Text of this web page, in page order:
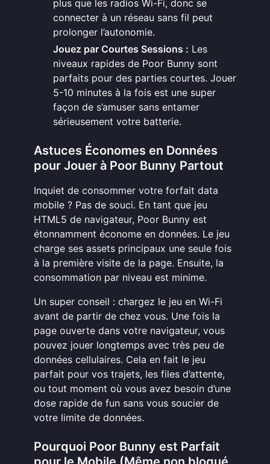
plus que les radios Wi-Fi, donc se
connecter à un réseau sans fil peut
prolonger l’autonomie.
Jouez par Courtes Sessions : Les
niveaux rapides de Poor Bunny sont
parfaits pour des parties courtes. Jouer
5-10 minutes à la fois est une super
façon de s’amuser sans entamer
sérieusement votre batterie.
Astuces Économes en Données
pour Jouer à Poor Bunny Partout
Inquiet de consommer votre forfait data
mobile ? Pas de souci. En tant que jeu
HTML5 de navigateur, Poor Bunny est
étonnamment économe en données. Le jeu
charge ses assets principaux une seule fois
à la première visite de la page. Ensuite, la
consommation par niveau est minime.
Un super conseil : chargez le jeu en Wi-Fi
avant de partir de chez vous. Une fois la
page ouverte dans votre navigateur, vous
pouvez jouer longtemps avec très peu de
données cellulaires. Cela en fait le jeu
parfait pour vos trajets, les files d’attente,
ou tout moment où vous avez besoin d’une
dose rapide de fun sans vous soucier de
votre limite de données.
Pourquoi Poor Bunny est Parfait